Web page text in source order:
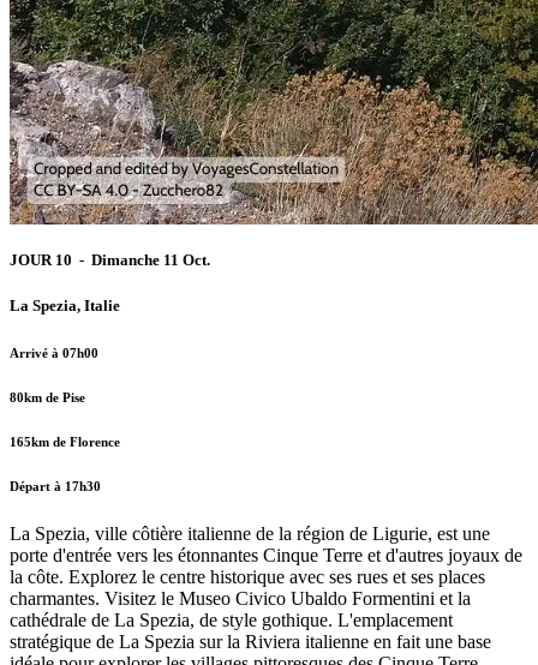
JOUR 10 - Dimanche 11 Oct.
La Spezia, Italie
Arrivé à 07h00
80km de Pise
165km de Florence
Départ à 17h30
La Spezia, ville côtière italienne de la région de Ligurie, est une
porte d'entrée vers les étonnantes Cinque Terre et d'autres joyaux de
la côte. Explorez le centre historique avec ses rues et ses places
charmantes. Visitez le Museo Civico Ubaldo Formentini et la
cathédrale de La Spezia, de style gothique. L'emplacement
stratégique de La Spezia sur la Riviera italienne en fait une base